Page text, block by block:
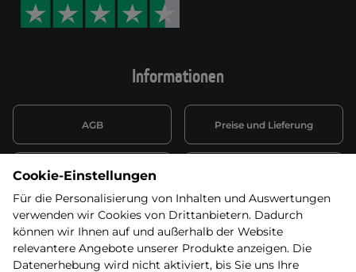
Informationen
AGB Preise und Lieferung
Datenschutzerklärung
Wiederufsbelehrung mit Link
zum Formular
Batterieentsorgung
Informationen zu Elektro-
Widerruf erklären
Cookie-Einstellungen
Für die Personalisierung von Inhalten und Auswertungen
verwenden wir Cookies von Drittanbietern. Dadurch
können wir Ihnen auf und außerhalb der Website
relevantere Angebote unserer Produkte anzeigen. Die
Datenerhebung wird nicht aktiviert, bis Sie uns Ihre